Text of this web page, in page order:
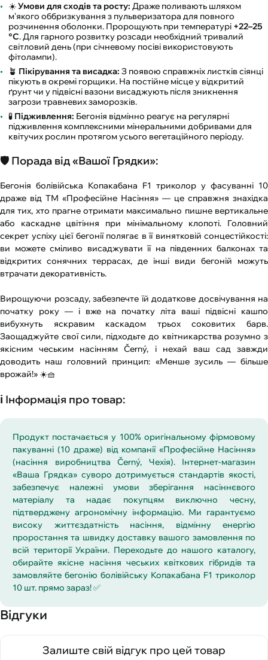
☀️Умови для сходів та росту: Драже поливають шляхом
м'якого оббризкування з пульверизатора для повного
розчинення оболонки. Пророщують при температурі +22–25
°C. Для гарного розвитку розсади необхідний тривалий
світловий день (при січневому посіві використовують
фітолампи).
🪴 Пікірування та висадка: З появою справжніх листків сіянці
пікують в окремі горщики. На постійне місце у відкритий
ґрунт чи у підвісні вазони висаджують після зникнення
загрози травневих заморозків.
🧪 Підживлення: Бегонія відмінно реагує на регулярні
підживлення комплексними мінеральними добривами для
квітучих рослин протягом усього вегетаційного періоду.
🛡️ Порада від «Вашої Грядки»:
Бегонія болівійська Копакабана F1 триколор у фасуванні 10
драже від ТМ «Професійне Насіння» — це справжня знахідка
для тих, хто прагне отримати максимально пишне вертикальне
або каскадне цвітіння при мінімальному клопоті. Головний
секрет успіху цієї бегонії полягає в її винятковій сонцестійкості:
ви можете сміливо висаджувати її на південних балконах та
відкритих сонячних террасах, де інші види бегоній можуть
втрачати декоративність.
Вирощуючи розсаду, забезпечте їй додаткове досвічування на
початку року — і вже на початку літа ваші підвісні кашпо
вибухнуть яскравим каскадом трьох соковитих барв.
Заощаджуйте свої сили, підходьте до квітникарства розумно з
якісним чеським насінням Černý, і нехай ваш сад завжди
доводить наш головний принцип: «Менше зусиль — більше
врожай!» ☀️🧺
ℹ️ Інформація про товар:
Продукт постачається у 100% оригінальному фірмовому
пакуванні (10 драже) від компанії «Професійне Насіння»
(насіння виробництва Černý, Чехія). Інтернет-магазин
«Ваша Грядка» суворо дотримується стандартів якості,
забезпечує належні умови зберігання насіннєвого
матеріалу та надає покупцям виключно чесну,
підтверджену агрономічну інформацію. Ми гарантуємо
високу життєздатність насіння, відмінну енергію
проростання та швидку доставку вашого замовлення по
всій території України. Переходьте до нашого каталогу,
обирайте якісне насіння чеських квіткових гібридів та
замовляйте бегонію болівійську Копакабана F1 триколор
10 шт. прямо зараз! ✅
Відгуки
Залиште свій відгук про цей товар